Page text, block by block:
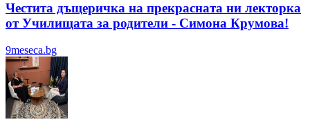
Честита дъщеричка на прекрасната ни лекторка
от Училищата за родители - Симона Крумова!
9meseca.bg